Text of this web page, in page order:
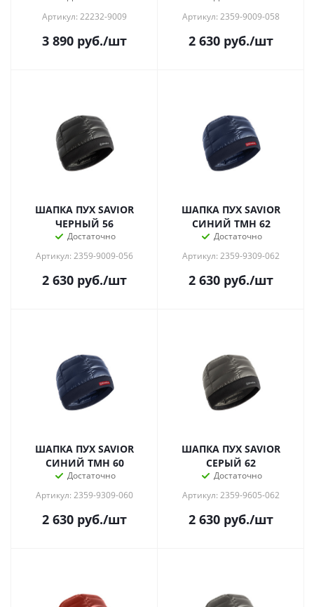
Артикул: 22232-9009
3 890 руб./шт
Артикул: 2359-9009-058
2 630 руб./шт
ШАПКА ПУХ SAVIOR
ЧЕРНЫЙ 56
Достаточно
Артикул: 2359-9009-056
2 630 руб./шт
ШАПКА ПУХ SAVIOR
СИНИЙ ТМН 62
Достаточно
Артикул: 2359-9309-062
2 630 руб./шт
ШАПКА ПУХ SAVIOR
СИНИЙ ТМН 60
Достаточно
Артикул: 2359-9309-060
2 630 руб./шт
ШАПКА ПУХ SAVIOR
СЕРЫЙ 62
Достаточно
Артикул: 2359-9605-062
2 630 руб./шт